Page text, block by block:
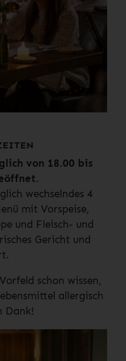
von 18.00 bis
.
wechselndes 4
mit Vorspeise,
und Fleisch- und
Gericht und
schon wissen,
allergisch
Dank!